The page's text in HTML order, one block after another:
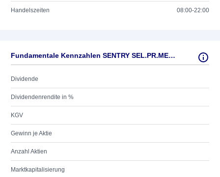
Handelszeiten 08:00-22:00
Fundamentale Kennzahlen SENTRY SEL.PR.MET.CORP.A
Dividende
Dividendenrendite in %
KGV
Gewinn je Aktie
Anzahl Aktien
Marktkapitalisierung